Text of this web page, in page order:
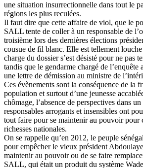
une situation insurrectionnelle dans tout le
régions les plus reculées.
Il faut dire que cette affaire de viol, que le
SALL tente de coller à un responsable de
troisième lors des dernières élections
cousue de fil blanc. Elle est tellement
charge du dossier s’est désisté pour ne pas
tandis que le gendarme chargé de l’enquête
une lettre de démission au ministre de
Ces évènements sont la conséquence de la
population et surtout d’une jeunesse
chômage, l’absence de perspectives dans
responsables arrogants et insensibles ont
tout faire pour se maintenir au pouvoir pour
richesses nationales.
On se rappelle qu’en 2012, le peuple
pour empêcher le vieux président
maintenir au pouvoir ou de se faire
SALL, qui était un produit du système